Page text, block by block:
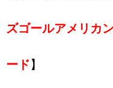
ズゴールアメリカ
ード】